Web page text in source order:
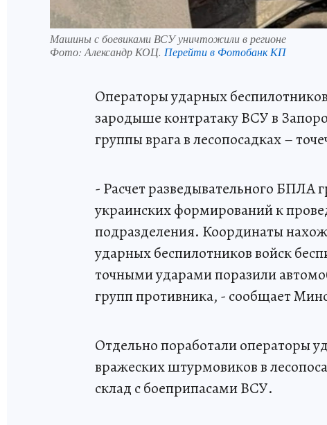
Машины с боевиками ВСУ уничтожили в регионе
Фото: Александр КОЦ. Перейти в Фотобанк КП
Операторы ударных
зародыше контратаку ВСУ в
группы врага в лесопосадках –
- Расчет разведывательного БПЛА
украинских формирований к
подразделения. Координаты
ударных беспилотников войск
точными ударами поразили
групп противника, - сообщает
Отдельно поработали операторы
вражеских штурмовиков в
склад с боеприпасами ВСУ.